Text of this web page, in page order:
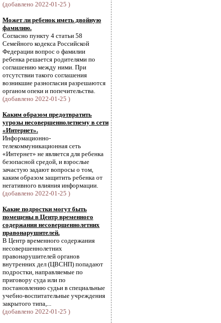
(добавлено 2022-01-25 )
Может ли ребенок иметь двойную
фамилию.
Согласно пункту 4 статьи 58
Семейного кодекса Российской
Федерации вопрос о фамилии
ребенка решается родителями по
соглашению между ними. При
отсутствии такого соглашения
возникшие разногласия разрешаются
органом опеки и попечительства.
(добавлено 2022-01-25 )
Каким образом предотвратить
угрозы несовершеннолетнему в сети
«Интернет».
Информационно-
телекоммуникационная сеть
«Интернет» не является для ребенка
безопасной средой, и взрослые
зачастую задают вопросы о том,
каким образом защитить ребенка от
негативного влияния информации.
(добавлено 2022-01-25 )
Какие подростки могут быть
помещены в Центр временного
содержания несовершеннолетних
правонарушителей.
В Центр временного содержания
несовершеннолетних
правонарушителей органов
внутренних дел (ЦВСНП) попадают
подростки, направляемые по
приговору суда или по
постановлению судьи в специальные
учебно-воспитательные учреждения
закрытого типа,...
(добавлено 2022-01-25 )